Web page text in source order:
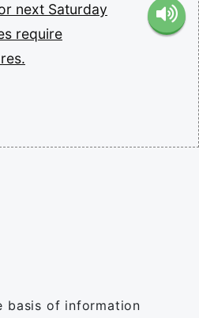
next Saturday
require
basis of information